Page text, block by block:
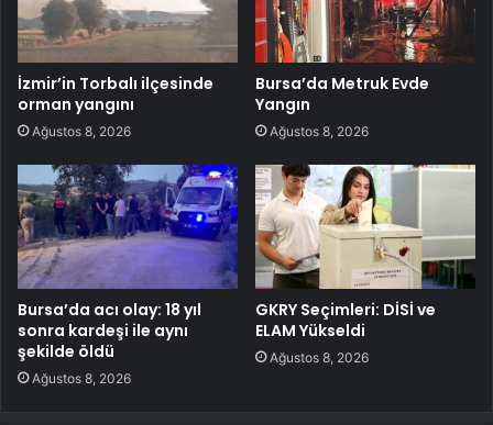
İzmir’in Torbalı ilçesinde
orman yangını
Ağustos 8, 2026
Bursa’da Metruk Evde
Yangın
Ağustos 8, 2026
Bursa’da acı olay: 18 yıl
sonra kardeşi ile aynı
şekilde öldü
Ağustos 8, 2026
GKRY Seçimleri: DİSİ ve
ELAM Yükseldi
Ağustos 8, 2026